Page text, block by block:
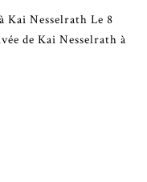
Kai Nesselrath Le 8
de Kai Nesselrath à